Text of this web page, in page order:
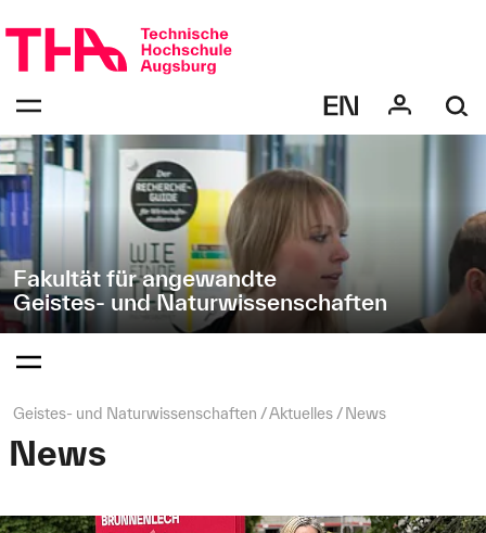
überspringen
zur
Navigation
"Geistes-
und
Naturwissenschaften"
Fakultät für angewandte
Geistes- und Naturwissenschaften
bestätigen
Öffnen
des
Menüs
bestätigen
des
Seitenpfad:
Geistes- und Naturwissenschaften Aktuelles News
News